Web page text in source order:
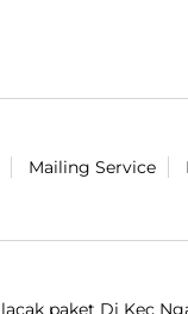
Mailing Service
lacak paket Di Kec